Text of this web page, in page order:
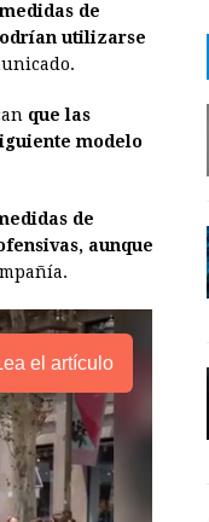
de
utilizarse
que las
modelo
de
aunque
el artículo